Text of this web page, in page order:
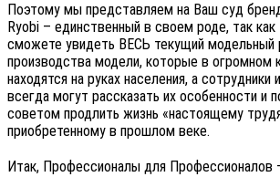
Поэтому мы представляем на Ваш суд
Ryobi – единственный в своем роде, так
сможете увидеть ВЕСЬ текущий модельный
производства модели, которые в огромном
находятся на руках населения, а сотрудники
всегда могут рассказать их особенности и
советом продлить жизнь «настоящему
приобретенному в прошлом веке.
Итак, Профессионалы для Профессионалов